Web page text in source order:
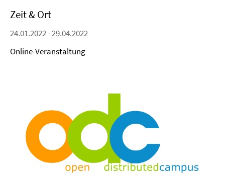
Zeit & Ort
24.01.2022 - 29.04.2022
Online-Veranstaltung